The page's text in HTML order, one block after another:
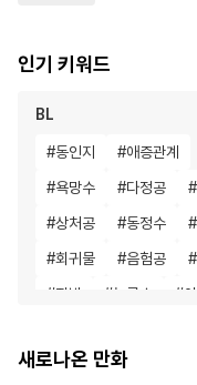
인기 키워드
BL
#동인지 #애증관계
#욕망수 #다정공 #
#상처공 #동정수 #
#회귀물 #음험공 #
#장발 #능글수 #
#개그/코믹
새로나온 만화